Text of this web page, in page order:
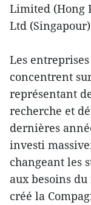
Limited (Hong
Ltd
Les
concentrent
représentant
recherche et
dernières
investi
changeant les
aux besoins
créé la